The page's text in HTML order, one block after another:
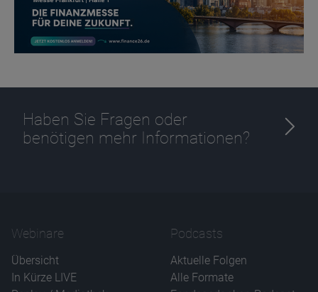
Haben Sie Fragen oder
benötigen mehr Informationen?
Webinare
Übersicht
In Kürze LIVE
Podcasts
Aktuelle Folgen
Alle Formate